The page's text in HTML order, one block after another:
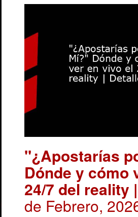
"¿Apostarías
Dónde y cómo
24/7 del reality
de Febrero,